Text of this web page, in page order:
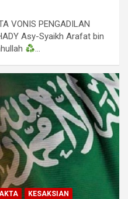
VONIS PENGADILAN
Asy-Syaikh Arafat bin
…
KESAKSIAN